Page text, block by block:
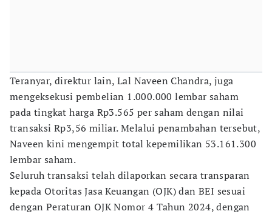
Teranyar, direktur lain, Lal Naveen Chandra, juga
mengeksekusi pembelian 1.000.000 lembar saham
pada tingkat harga Rp3.565 per saham dengan nilai
transaksi Rp3,56 miliar. Melalui penambahan tersebut,
Naveen kini mengempit total kepemilikan 53.161.300
lembar saham.
Seluruh transaksi telah dilaporkan secara transparan
kepada Otoritas Jasa Keuangan (OJK) dan BEI sesuai
dengan Peraturan OJK Nomor 4 Tahun 2024, dengan